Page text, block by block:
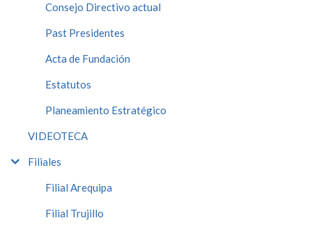
Consejo Directivo actual
Past Presidentes
Acta de Fundación
Estatutos
Planeamiento Estratégico
VIDEOTECA
Filiales
Filial Arequipa
Filial Trujillo